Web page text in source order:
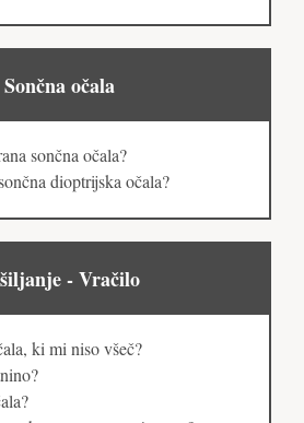
Sončna očala
sončna očala?
dioptrijska očala?
- Vračilo
ki mi niso všeč?